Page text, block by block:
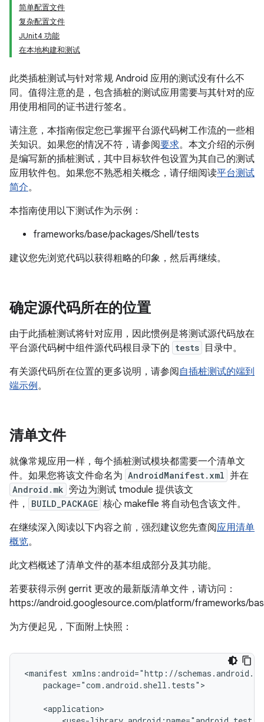
简单配置文件
复杂配置文件
JUnit4 功能
在本地构建和测试
此类插桩测试与针对常规 Android 应用的测试没有什么不
同。值得注意的是，包含插桩的测试应用需要与其针对的应
用使用相同的证书进行签名。
请注意，本指南假定您已掌握平台源代码树工作流的一些相
关知识。如果您的情况不符，请参阅要求。本文介绍的示例
是编写新的插桩测试，其中目标软件包设置为其自己的测试
应用软件包。如果您不熟悉相关概念，请仔细阅读平台测试
简介。
本指南使用以下测试作为示例：
frameworks/base/packages/Shell/tests
建议您先浏览代码以获得粗略的印象，然后再继续。
确定源代码所在的位置
由于此插桩测试将针对应用，因此惯例是将测试源代码放在
平台源代码树中组件源代码根目录下的 tests
目录中。
有关源代码所在位置的更多说明，请参阅 自插桩测试的端到
端示例。
清单文件
就像常规应用一样，每个插桩测试模块都需要一个清单文
件。如果您将该文件命名为 AndroidManifest.xml 并在
Android.mk 旁边为测试 tmodule 提供该文
件，
BUILD_PACKAGE 核心 makefile 将自动包含该文件。
在继续深入阅读以下内容之前，强烈建议您先查阅应用清单
概览。
此文档概述了清单文件的基本组成部分及其功能。
若要获得示例 gerrit 更改的最新版清单文件，请访问：
https://android.googlesource.com/platform/frameworks/
为方便起见，下面附上快照：
<manifest
package="com.android.shell.tests">